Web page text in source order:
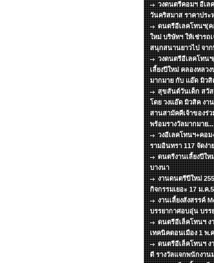
วงดนตรีคอมฯ อีเล
วันคริสมาส ราคาประ
ดนตรีอีเลคโทนฯ(ค
ใหม่ บริษัทฯ ให้เช่ารถ
สนุกสนานยาวไป จา
วงดนตรีอีเลคโทน
เลี้ยงปีใหม่ คลองหลว
มากมาย กับ แอ๊ด มิวสิ
สุขสันต์วันเด็ก สวัส
โดย วงแอ๊ด มิวสิค งา
สานสามัคคีเจ้าของร่
พร้อมรางวัลมากมาย...
วงอีเลคโทนฯ+คอ
รามอินทรา 117 จัดง่า
ดนตรีงานเลี้ยงปีใ
บางนา
งานดนตรีปีใหม่
กิจกรรมเยอะ 17 ม.ค
งานเลี้ยงสังสรรค์
บรรยากาศอบอุ่น บรร
ดนตรีอีเล็คโทนฯ ง
เทคนิคดอนเมือง 1 พ.
ดนตรีอีเล็คโทนฯ ง
ดี รางวัลแจกพนักงา